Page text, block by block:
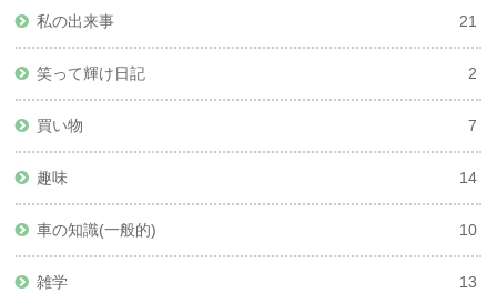
私の出来事 21
笑って輝け日記 2
買い物 7
趣味 14
車の知識(一般的) 10
雑学 13